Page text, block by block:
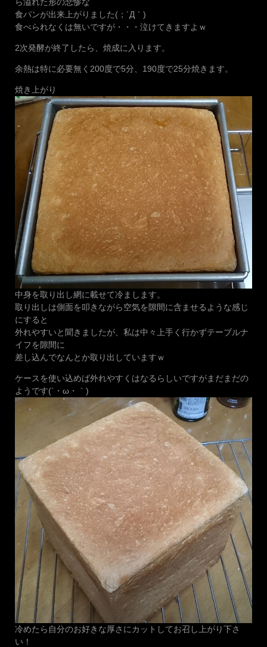
食パンが出来上がりました(；´Д｀)
食べられなくは無いですが・・・泣けてきますよｗ
2次発酵が終了したら、焼成に入ります。
余熱は特に必要無く200度で5分、190度で25分焼きます。
焼き上がり
中身を取り出し網に載せて冷まします。
取り出しは側面を叩きながら空気を隙間に含ませるような感じ
にすると
外れやすいと聞きましたが、私は中々上手く行かずテーブルナ
イフを隙間に
差し込んでなんとか取り出していますｗ
ケースを使い込めば外れやすくはなるらしいですがまだまだの
ようです(´・ω・｀)
冷めたら自分のお好きな厚さにカットしてお召し上がり下さ
い！